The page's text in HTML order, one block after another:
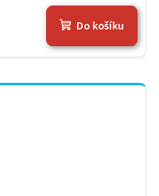
Do košíku